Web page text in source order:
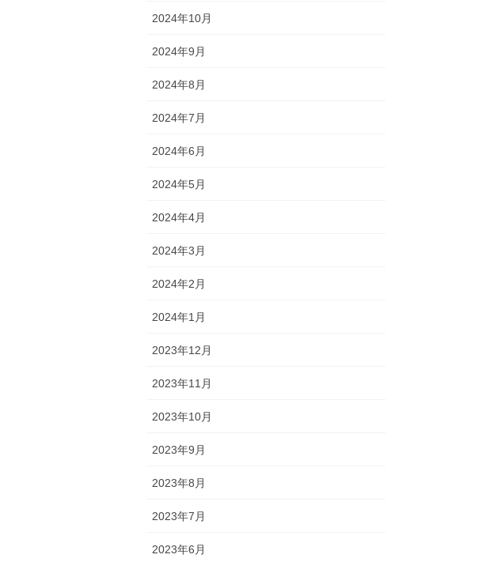
2024年10月
2024年9月
2024年8月
2024年7月
2024年6月
2024年5月
2024年4月
2024年3月
2024年2月
2024年1月
2023年12月
2023年11月
2023年10月
2023年9月
2023年8月
2023年7月
2023年6月